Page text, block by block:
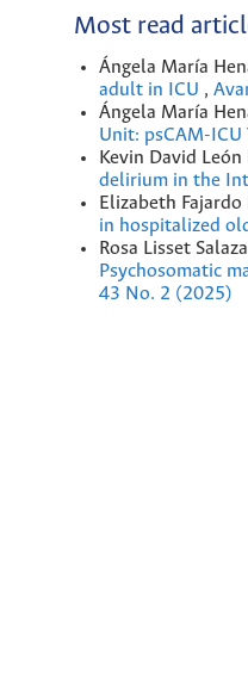
Most read
Ángela María
adult in ICU ,
Ángela María
Unit: psCAM-ICU
Kevin David
delirium in the
Elizabeth
in hospitalized
Rosa Lisset
Psychosomatic
43 No. 2 (2025)